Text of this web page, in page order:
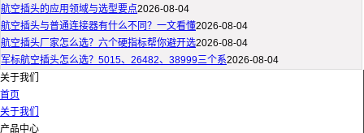
航空插头的应用领域与选型要点2026-08-04
航空插头与普通连接器有什么不同？一文看懂2026-08-04
航空插头厂家怎么选？六个硬指标帮你避开选2026-08-04
军标航空插头怎么选？5015、26482、38999三个系2026-08-04
关于我们
首页
关于我们
产品中心